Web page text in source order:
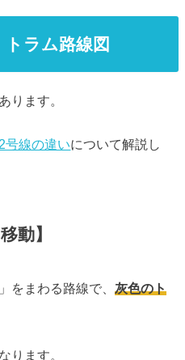
ラム路線図
あります。
号線の違いについて解説し
動】
をまわる路線で、灰色のト
ります。